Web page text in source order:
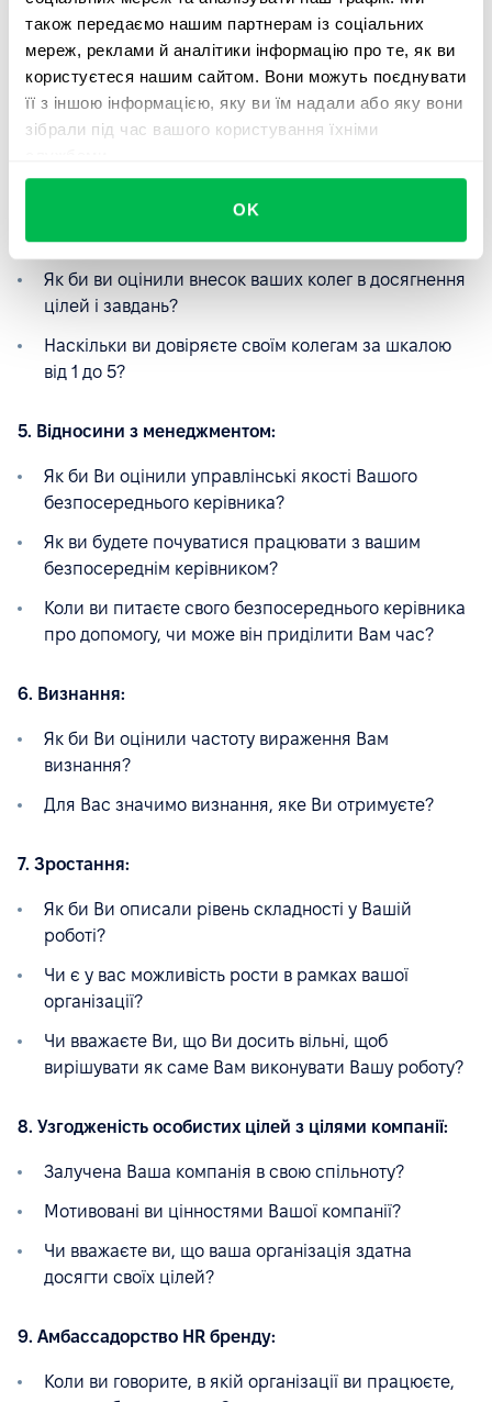
також передаємо нашим партнерам із соціальних
мереж, реклами й аналітики інформацію про те, як ви
користуєтеся нашим сайтом. Вони можуть поєднувати
її з іншою інформацією, яку ви їм надали або яку вони
зібрали під час вашого користування їхніми
OK
організації?
Якби вам запропонували таку ж роботу в іншій
організації, яка ймовірність того, що ви залишитеся
у вашій організації?
Чи можете Ви розраховувати на своїх колег, коли
Вам потрібна допомога?
Як би ви оцінили внесок ваших колег в досягнення
цілей і завдань?
Наскільки ви довіряєте своїм колегам за шкалою
від 1 до 5?
5. Відносини з менеджментом:
Як би Ви оцінили управлінські якості Вашого
безпосереднього керівника?
Як ви будете почуватися працювати з вашим
безпосереднім керівником?
Коли ви питаєте свого безпосереднього керівника
про допомогу, чи може він приділити Вам час?
6. Визнання:
Як би Ви оцінили частоту вираження Вам
визнання?
Для Вас значимо визнання, яке Ви отримуєте?
7. Зростання:
Як би Ви описали рівень складності у Вашій
роботі?
Чи є у вас можливість рости в рамках вашої
організації?
Чи вважаєте Ви, що Ви досить вільні, щоб
вирішувати як саме Вам виконувати Вашу роботу?
8. Узгодженість особистих цілей з цілями компанії:
Залучена Ваша компанія в свою спільноту?
Мотивовані ви цінностями Вашої компанії?
Чи вважаєте ви, що ваша організація здатна
досягти своїх цілей?
9. Амбассадорство HR бренду:
Коли ви говорите, в якій організації ви працюєте,